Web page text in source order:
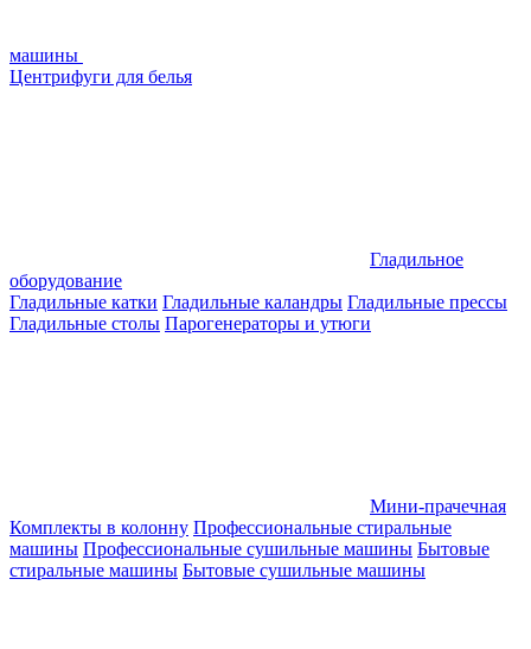
машины
Центрифуги для белья
Гладильное
оборудование
Гладильные катки Гладильные каландры Гладильные прессы
Гладильные столы Парогенераторы и утюги
Мини-прачечная
Комплекты в колонну Профессиональные стиральные
машины Профессиональные сушильные машины Бытовые
стиральные машины Бытовые сушильные машины